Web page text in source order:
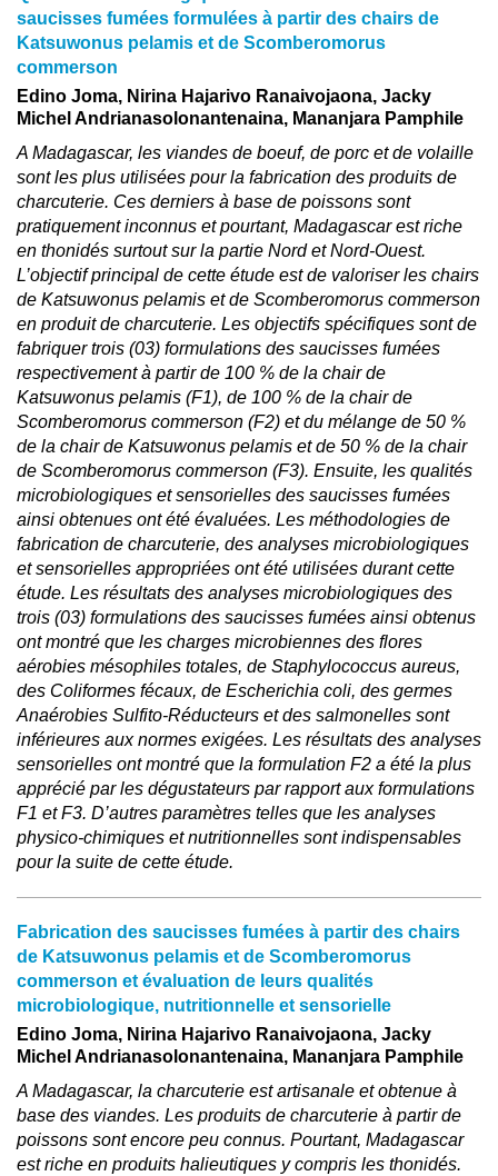
saucisses fumées formulées à partir des chairs de
Katsuwonus pelamis et de Scomberomorus
commerson
Edino Joma, Nirina Hajarivo Ranaivojaona, Jacky
Michel Andrianasolonantenaina, Mananjara Pamphile
A Madagascar, les viandes de boeuf, de porc et de volaille
sont les plus utilisées pour la fabrication des produits de
charcuterie. Ces derniers à base de poissons sont
pratiquement inconnus et pourtant, Madagascar est riche
en thonidés surtout sur la partie Nord et Nord-Ouest.
L’objectif principal de cette étude est de valoriser les chairs
de Katsuwonus pelamis et de Scomberomorus commerson
en produit de charcuterie. Les objectifs spécifiques sont de
fabriquer trois (03) formulations des saucisses fumées
respectivement à partir de 100 % de la chair de
Katsuwonus pelamis (F1), de 100 % de la chair de
Scomberomorus commerson (F2) et du mélange de 50 %
de la chair de Katsuwonus pelamis et de 50 % de la chair
de Scomberomorus commerson (F3). Ensuite, les qualités
microbiologiques et sensorielles des saucisses fumées
ainsi obtenues ont été évaluées. Les méthodologies de
fabrication de charcuterie, des analyses microbiologiques
et sensorielles appropriées ont été utilisées durant cette
étude. Les résultats des analyses microbiologiques des
trois (03) formulations des saucisses fumées ainsi obtenus
ont montré que les charges microbiennes des flores
aérobies mésophiles totales, de Staphylococcus aureus,
des Coliformes fécaux, de Escherichia coli, des germes
Anaérobies Sulfito-Réducteurs et des salmonelles sont
inférieures aux normes exigées. Les résultats des analyses
sensorielles ont montré que la formulation F2 a été la plus
apprécié par les dégustateurs par rapport aux formulations
F1 et F3. D’autres paramètres telles que les analyses
physico-chimiques et nutritionnelles sont indispensables
pour la suite de cette étude.
Fabrication des saucisses fumées à partir des chairs
de Katsuwonus pelamis et de Scomberomorus
commerson et évaluation de leurs qualités
microbiologique, nutritionnelle et sensorielle
Edino Joma, Nirina Hajarivo Ranaivojaona, Jacky
Michel Andrianasolonantenaina, Mananjara Pamphile
A Madagascar, la charcuterie est artisanale et obtenue à
base des viandes. Les produits de charcuterie à partir de
poissons sont encore peu connus. Pourtant, Madagascar
est riche en produits halieutiques y compris les thonidés.